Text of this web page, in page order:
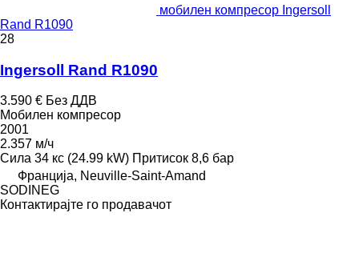
мобилен компресор Ingersoll
Rand R1090
28
Ingersoll Rand R1090
3.590 € Без ДДВ
Мобилен компресор
2001
2.357 м/ч
Сила 34 кс (24.99 kW) Притисок 8,6 бар
Франција, Neuville-Saint-Amand
SODINEG
Контактирајте го продавачот